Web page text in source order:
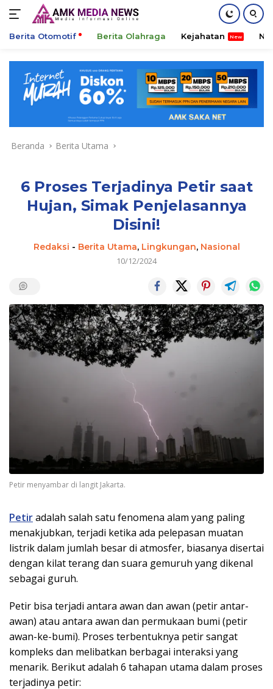
konten
Berita Otomotif Berita Olahraga Kejahatan
Beranda Berita Utama
6 Proses Terjadinya Petir saat
Hujan, Simak Penjelasannya
Disini!
Redaksi - Berita Utama, Lingkungan, Nasional
10/12/2024
Petir menyambar di langit Jakarta.
Petiradalah salah satu fenomena alam yang paling
menakjubkan, terjadi ketika ada pelepasan muatan
listrik dalam jumlah besar di atmosfer, biasanya disertai
dengan kilat terang dan suara gemuruh yang dikenal
sebagai guruh.
Petir bisa terjadi antara awan dan awan (petir antar-
awan) atau antara awan dan permukaan bumi (petir
awan-ke-bumi). Proses terbentuknya petir sangat
kompleks dan melibatkan berbagai interaksi yang
menarik. Berikut adalah 6 tahapan utama dalam proses
terjadinya petir: